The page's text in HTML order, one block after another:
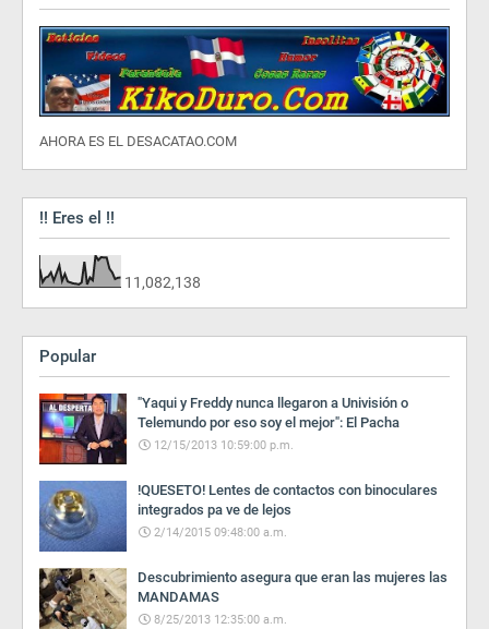
AHORA ES EL DESACATAO.COM
!! Eres el !!
11,082,138
Popular
"Yaqui y Freddy nunca llegaron a Univisión o
Telemundo por eso soy el mejor": El Pacha
12/15/2013 10:59:00 p.m.
!QUESETO! Lentes de contactos con binoculares
integrados pa ve de lejos
2/14/2015 09:48:00 a.m.
Descubrimiento asegura que eran las mujeres las
MANDAMAS
8/25/2013 12:35:00 a.m.